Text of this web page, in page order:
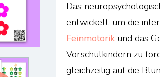
Das
entwickelt, um die
Feinmotorik und das
Vorschulkindern zu
gleichzeitig auf die